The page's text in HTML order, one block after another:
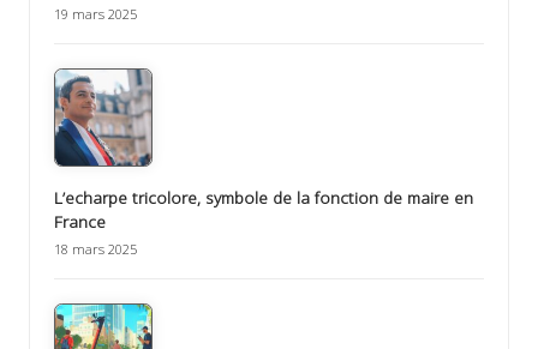
19 mars 2025
L’echarpe tricolore, symbole de la fonction de maire en
France
18 mars 2025